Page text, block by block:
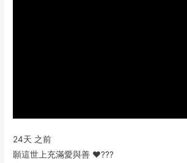
24天 之前
願這世上充滿愛與善 ❤️???